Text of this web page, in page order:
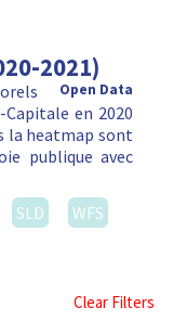
2021)
Open Data
en 2020
la heatmap sont
publique avec
SLD
WFS
Clear Filters